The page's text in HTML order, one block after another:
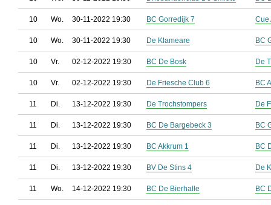
10 Wo. 30-11-2022 19:30 BC Gorredijk 7 Cue
10 Wo. 30-11-2022 19:30 De Klameare BC
10 Vr. 02-12-2022 19:30 BC De Bosk De
10 Vr. 02-12-2022 19:30 De Friesche Club 6 BC
11 Di. 13-12-2022 19:30 De Trochstompers De
11 Di. 13-12-2022 19:30 BC De Bargebeck 3 BC
11 Di. 13-12-2022 19:30 BC Akkrum 1 BC
11 Di. 13-12-2022 19:30 BV De Stins 4 De
11 Wo. 14-12-2022 19:30 BC De Bierhalle BC